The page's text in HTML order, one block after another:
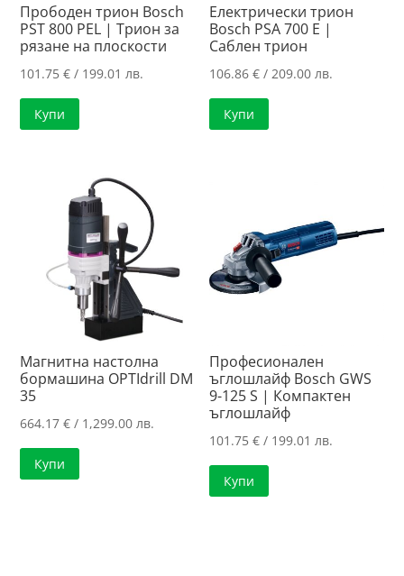
Прободен трион Bosch
PST 800 PEL | Трион за
рязане на плоскости
101.75€ / 199.01 лв.
Купи
Електрически трион
Bosch PSA 700 E |
Саблен трион
106.86€ / 209.00 лв.
Купи
Магнитна настолна
бормашина OPTIdrill DM
35
664.17€ / 1,299.00 лв.
Купи
Професионален
ъглошлайф Bosch GWS
9-125 S | Компактен
ъглошлайф
101.75€ / 199.01 лв.
Купи